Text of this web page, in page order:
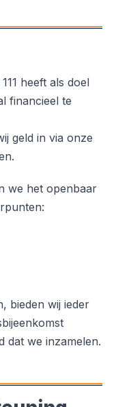
heeft als doel
financieel te
geld in via onze
we het openbaar
bieden wij ieder
dat we inzamelen.